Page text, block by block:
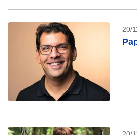
20/